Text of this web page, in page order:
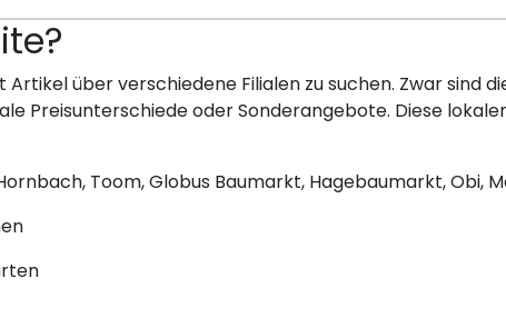
über verschiedene Filialen zu suchen. Zwar sind
Preisunterschiede oder Sonderangebote. Diese
Toom, Globus Baumarkt, Hagebaumarkt, Obi,